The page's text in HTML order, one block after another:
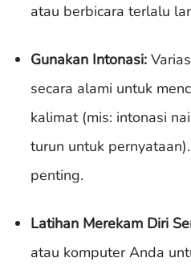
atau berbicara terlalu
Gunakan Intonasi:
secara alami untuk
kalimat (mis: intonasi
turun untuk
penting.
Latihan Merekam Diri
atau komputer Anda